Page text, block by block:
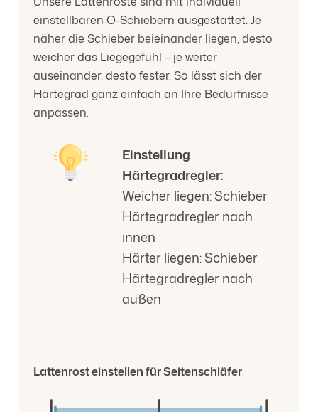
einstellbaren O-Schiebern ausgestattet. Je
näher die Schieber beieinander liegen, desto
weicher das Liegegefühl – je weiter
auseinander, desto fester. So lässt sich der
Härtegrad ganz einfach an Ihre Bedürfnisse
anpassen.
Einstellung
Härtegradregler:
Weicher liegen: Schieber
Härtegradregler nach
innen
Härter liegen: Schieber
Härtegradregler nach
außen
Lattenrost einstellen für Seitenschläfer